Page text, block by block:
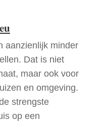
aanzienlijk minder
Dat is niet
maar ook voor
en omgeving.
strengste
op een